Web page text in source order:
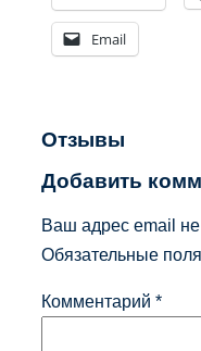
Email
Отзывы
Добавить
Ваш адрес email не
Обязательные
Комментарий *